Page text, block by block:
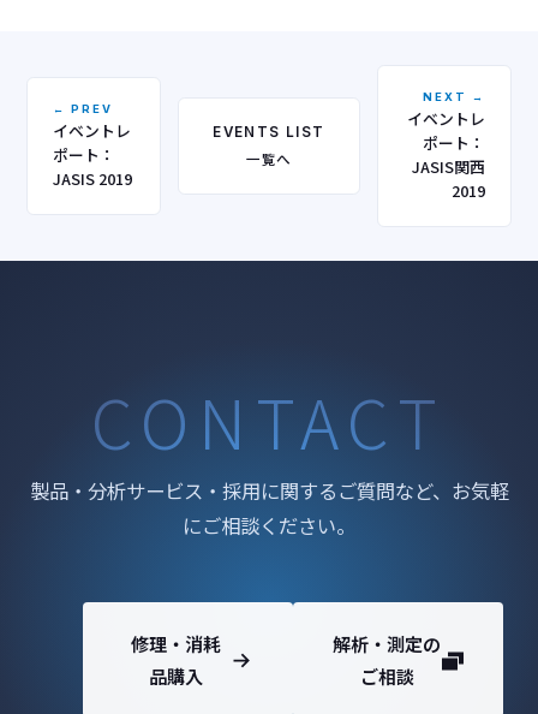
← PREV
イベントレ
ポート：
JASIS 2019
EVENTS LIST
一覧へ
NEXT →
イベントレ
ポート：
JASIS関西
2019
CONTACT
製品・分析サービス・採用に関するご質問など、お気軽
にご相談ください。
修理・消耗
品購入
解析・測定の
ご相談